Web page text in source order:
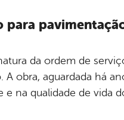
para
da ordem de
obra, aguardada há
na qualidade de vida